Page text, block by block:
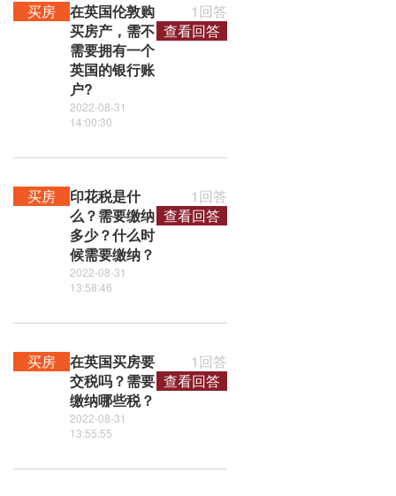
买房
在英国伦敦购
买房产，需不
需要拥有一个
英国的银行账
户?
2022-08-31
14:00:30
1回答
查看回答
买房
印花税是什
么？需要缴纳
多少？什么时
候需要缴纳？
2022-08-31
13:58:46
1回答
查看回答
买房
在英国买房要
交税吗？需要
缴纳哪些税？
2022-08-31
13:55:55
1回答
查看回答